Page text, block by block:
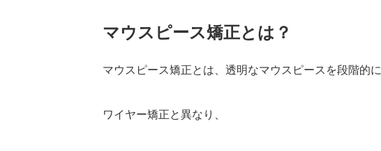
マウスピース矯正とは？
マウスピース矯正とは、透明なマウスピースを段階的
ワイヤー矯正と異なり、